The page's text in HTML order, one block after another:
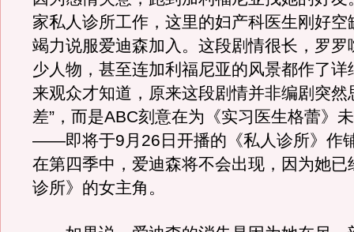
家私人诊所工作，这里的妇产科医生刚好空
竭力说服爱迪森加入。这段剧情很长，罗罗
少人物，甚至连加利福尼亚的风景都作了详
来观众才知道，原来这段剧情并非编剧突然
差”，而是ABC刻意在为《实习医生格蕾》
——即将于9月26日开播的《私人诊所》作
在第四季中，爱迪森将不会出现，因为她已
诊所》的女主角。